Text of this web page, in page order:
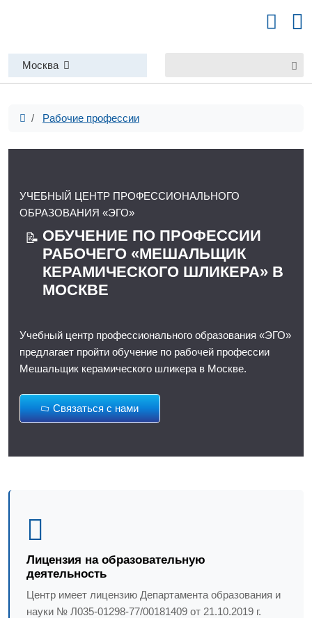
Москва
Рабочие профессии
УЧЕБНЫЙ ЦЕНТР ПРОФЕССИОНАЛЬНОГО
ОБРАЗОВАНИЯ «ЭГО»
📝 ОБУЧЕНИЕ ПО ПРОФЕССИИ
РАБОЧЕГО «МЕШАЛЬЩИК
КЕРАМИЧЕСКОГО ШЛИКЕРА» В
МОСКВЕ
Учебный центр профессионального образования «ЭГО»
предлагает пройти обучение по рабочей профессии
Мешальщик керамического шликера в Москве.
Связаться с нами
Лицензия на образовательную
деятельность
Центр имеет лицензию Департамента образования и
науки № Л035-01298-77/00181409 от 21.10.2019 г.